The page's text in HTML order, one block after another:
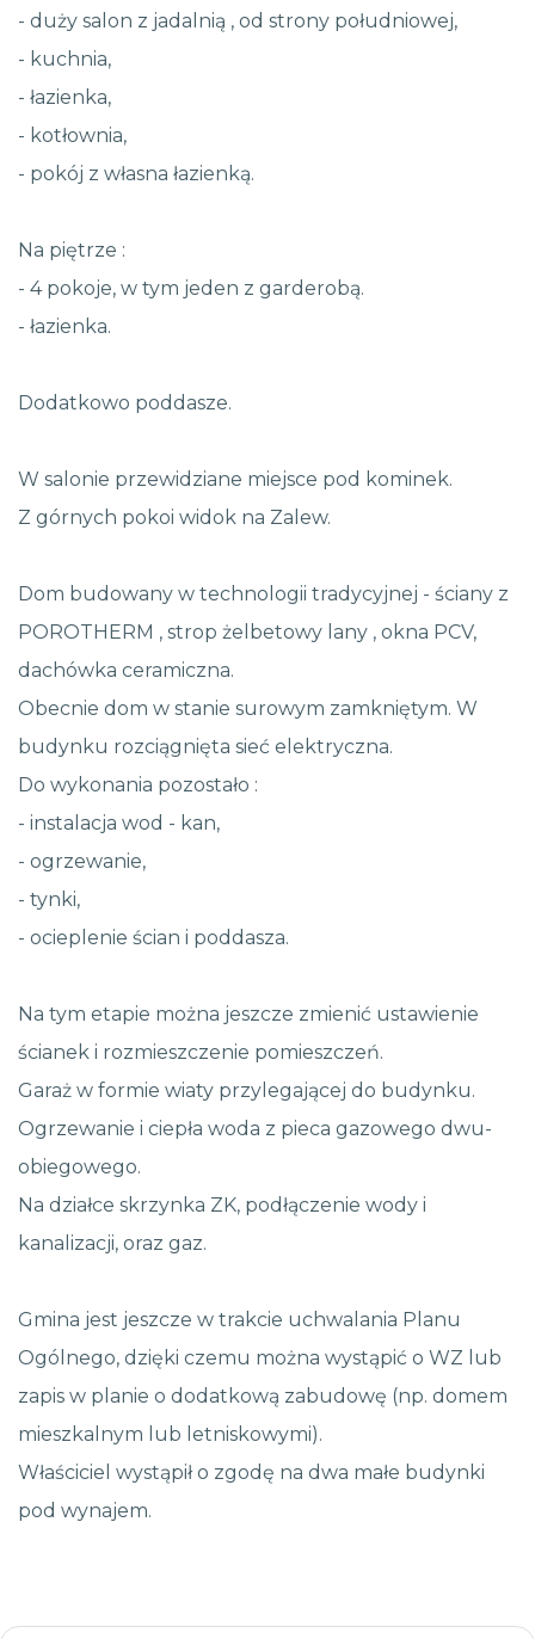
- duży salon z jadalnią , od strony południowej,
- kuchnia,
- łazienka,
- kotłownia,
- pokój z własna łazienką.
Na piętrze :
- 4 pokoje, w tym jeden z garderobą.
- łazienka.
Dodatkowo poddasze.
W salonie przewidziane miejsce pod kominek.
Z górnych pokoi widok na Zalew.
Dom budowany w technologii tradycyjnej - ściany z
POROTHERM , strop żelbetowy lany , okna PCV,
dachówka ceramiczna.
Obecnie dom w stanie surowym zamkniętym. W
budynku rozciągnięta sieć elektryczna.
Do wykonania pozostało :
- instalacja wod - kan,
- ogrzewanie,
- tynki,
- ocieplenie ścian i poddasza.
Na tym etapie można jeszcze zmienić ustawienie
ścianek i rozmieszczenie pomieszczeń.
Garaż w formie wiaty przylegającej do budynku.
Ogrzewanie i ciepła woda z pieca gazowego dwu-
obiegowego.
Na działce skrzynka ZK, podłączenie wody i
kanalizacji, oraz gaz.
Gmina jest jeszcze w trakcie uchwalania Planu
Ogólnego, dzięki czemu można wystąpić o WZ lub
zapis w planie o dodatkową zabudowę (np. domem
mieszkalnym lub letniskowymi).
Właściciel wystąpił o zgodę na dwa małe budynki
pod wynajem.